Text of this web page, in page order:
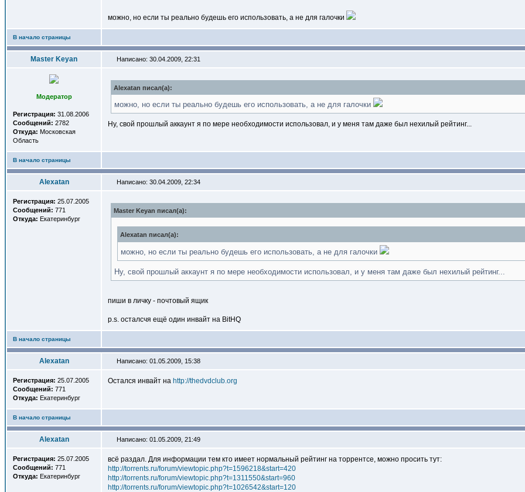
можно, но если ты реально будешь его использовать, а не для галочки
В начало страницы
Master Keyan Написано: 30.04.2009, 22:31
Модератор
Регистрация: 31.08.2006
Сообщений: 2782
Откуда: Московская
Область
Alexatan писал(a):
можно, но если ты реально будешь его использовать, а не для галочки
Ну, свой прошлый аккаунт я по мере необходимости использовал, и у меня там даже был нехилый рейтинг...
В начало страницы
Alexatan Написано: 30.04.2009, 22:34
Регистрация: 25.07.2005
Сообщений: 771
Откуда: Екатеринбург
Master Keyan писал(a):
Alexatan писал(a):
можно, но если ты реально будешь его использовать, а не для галочки
Ну, свой прошлый аккаунт я по мере необходимости использовал, и у меня там даже был нехилый рейтинг...
пиши в личку - почтовый ящик
p.s. осталсчя ещё один инвайт на BitHQ
В начало страницы
Alexatan Написано: 01.05.2009, 15:38
Регистрация: 25.07.2005
Сообщений: 771
Откуда: Екатеринбург
Остался инвайт на http://thedvdclub.org
В начало страницы
Alexatan Написано: 01.05.2009, 21:49
Регистрация: 25.07.2005
Сообщений: 771
Откуда: Екатеринбург
всё раздал. Для информации тем кто имеет нормальный рейтинг на торрентсе, можно просить тут:
http://torrents.ru/forum/viewtopic.php?t=1596218&start=420
http://torrents.ru/forum/viewtopic.php?t=1311550&start=960
http://torrents.ru/forum/viewtopic.php?t=1026542&start=120